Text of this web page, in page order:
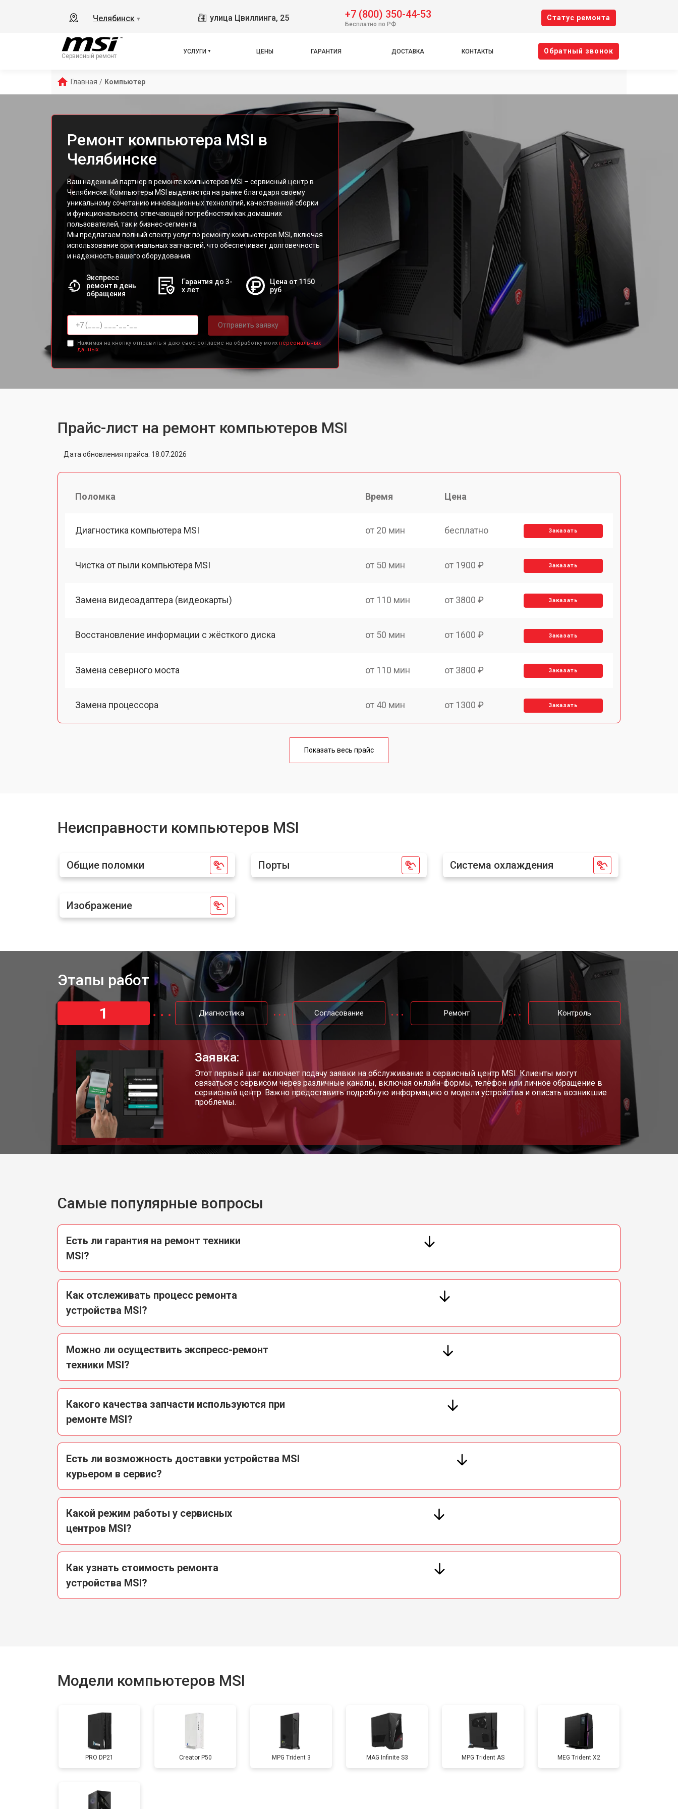
Челябинск ▼ улица Цвиллинга, 25 +7 (800) 350-44-53
Бесплатно по РФ
Cтатус ремонта
Сервисный ремонт
УСЛУГИ ЦЕНЫ ГАРАНТИЯ ДОСТАВКА КОНТАКТЫ Oбратный звонок
Главная / Компьютер
Ремонт компьютера MSI в
Челябинске
Ваш надежный партнер в ремонте компьютеров MSI – сервисный центр в
Челябинске. Компьютеры MSI выделяются на рынке благодаря своему
уникальному сочетанию инновационных технологий, качественной сборки
и функциональности, отвечающей потребностям как домашних
пользователей, так и бизнес-сегмента.
Мы предлагаем полный спектр услуг по ремонту компьютеров MSI, включая
использование оригинальных запчастей, что обеспечивает долговечность
и надежность вашего оборудования.
Экспресс
ремонт в день
обращения
Гарантия до 3-
х лет
Цена от 1150
руб
Отправить заявку
Нажимая на кнопку отправить я даю свое согласие на обработку моих персональных
данных.
Прайс-лист на ремонт компьютеров MSI
Дата обновления прайса: 18.07.2026
Поломка Время Цена
Диагностика компьютера MSI от 20 мин бесплатно Заказать
Чистка от пыли компьютера MSI от 50 мин от 1900 ₽ Заказать
Замена видеоадаптера (видеокарты) от 110 мин от 3800 ₽ Заказать
Восстановление информации с жёсткого диска от 50 мин от 1600 ₽ Заказать
Замена северного моста от 110 мин от 3800 ₽ Заказать
Замена процессора от 40 мин от 1300 ₽ Заказать
от 50 мин
Замена материнской платы от 60 мин от 1500 ₽ Заказать
Замена звуковой платы
Показать весь прайс
Неисправности компьютеров MSI
Общие поломки Порты Система охлаждения
Изображение
Этапы работ
1
Диагностика Согласование Ремонт Контроль
Заявка:
Этот первый шаг включает подачу заявки на обслуживание в сервисный центр MSI. Клиенты могут
связаться с сервисом через различные каналы, включая онлайн-формы, телефон или личное обращение в
сервисный центр. Важно предоставить подробную информацию о модели устройства и описать возникшие
проблемы.
Самые популярные вопросы
Есть ли гарантия на ремонт техники
MSI?
Как отслеживать процесс ремонта
устройства MSI?
Можно ли осуществить экспресс-ремонт
техники MSI?
Какого качества запчасти используются при
ремонте MSI?
Есть ли возможность доставки устройства MSI
курьером в сервис?
Какой режим работы у сервисных
центров MSI?
Как узнать стоимость ремонта
устройства MSI?
Модели компьютеров MSI
PRO DP21 Creator P50 MPG Trident 3 MAG Infinite S3 MPG Trident AS MEG Trident X2